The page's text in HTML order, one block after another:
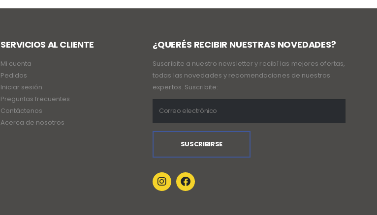
SERVICIOS AL CLIENTE
Mi cuenta
Pedidos
Iniciar sesión
Preguntas frecuentes
Contáctenos
Acerca de nosotros
¿QUERÉS RECIBIR NUESTRAS NOVEDADES?
Suscribite a nuestro newsletter y recibí las mejores ofertas,
todas las novedades y recomendaciones de nuestros
expertos. Suscribite: